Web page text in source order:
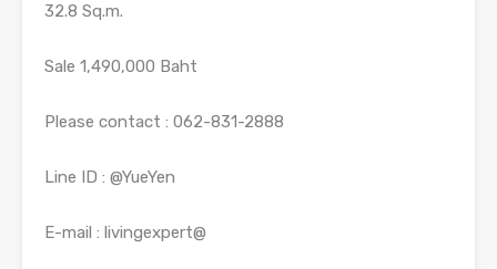
32.8 Sq.m.
Sale 1,490,000 Baht
Please contact : 062-831-2888
Line ID : @YueYen
E-mail : livingexpert@